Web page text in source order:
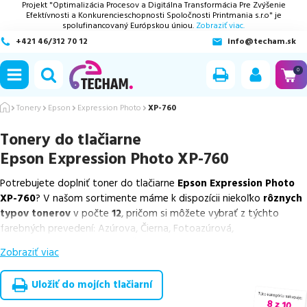
Projekt "Optimalizácia Procesov a Digitálna Transformácia Pre Zvýšenie
Efektívnosti a Konkurencieschopnosti Spoločnosti Printmania s.r.o" je
spolufinancovaný Európskou úniou. Zobraziť viac.
+421 46/312 70 12
info@techam.sk
0
Tonery Epson Expression Photo XP-760
Tonery do tlačiarne
Epson Expression Photo XP-760
Potrebujete doplniť toner do tlačiarne Epson Expression Photo
XP-760? V našom sortimente máme k dispozícii niekoľko rôznych
typov tonerovv počte 12, pričom si môžete vybrať z týchto
farebných prevedení: Azúrova, Čierna, Fotoazúrová,
Z uvedeného množstva dostupných náplní
náplnev počte 6ks, ako ajcenovo výhodnejšie alternatívy,
ktoré plne zachovávajú kvalitu tlače
. Súčasťou tejto ponuky sú
Zobraziť viac
Uložiť do mojích tlačiarní